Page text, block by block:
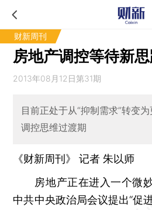
财新周刊
房地产调控等待新
2013年08月12日第31期
目前正处于从“抑制需求”转变
调控思维过渡期
《财新周刊》 记者 朱以师
房地产正在进入一个微妙
中共中央政治局会议提出“促